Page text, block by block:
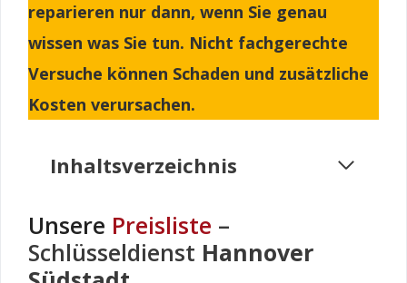
reparieren nur dann, wenn Sie genau
wissen was Sie tun. Nicht fachgerechte
Versuche können Schaden und zusätzliche
Kosten verursachen.
Inhaltsverzeichnis
Unsere Preisliste –
Schlüsseldienst Hannover